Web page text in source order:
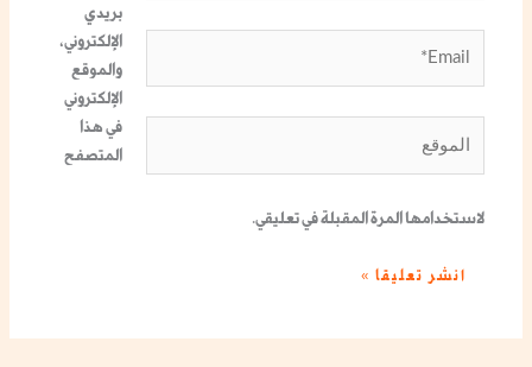
بريدي
الإلكتروني،
والموقع
الإلكتروني
في هذا
المتصفح
لاستخدامها المرة المقبلة في تعليقي.